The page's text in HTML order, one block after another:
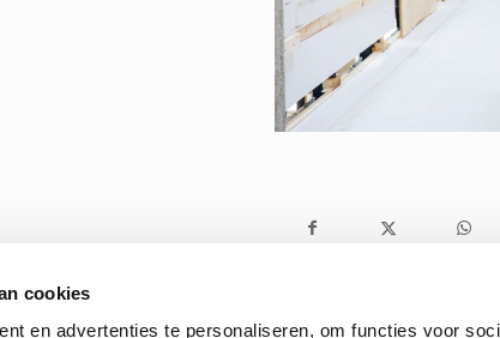
cookies
en advertenties te personaliseren, om functies voor